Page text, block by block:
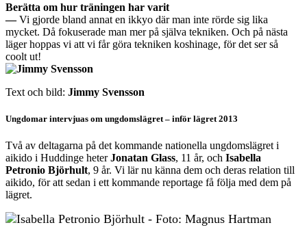
Berätta om hur träningen har varit
—Vi gjorde bland annat en ikkyo där man inte rörde sig lika
mycket. Då fokuserade man mer på själva tekniken. Och på nästa
läger hoppas vi att vi får göra tekniken koshinage, för det ser så
coolt ut!
Text och bild: Jimmy Svensson
Ungdomar intervjuas om ungdomslägret – inför lägret 2013
Två av deltagarna på det kommande nationella ungdomslägret i
aikido i Huddinge heterJonatan Glass, 11 år, och Isabella
Petronio Björhult, 9 år. Vi lär nu känna dem och deras relation till
aikido, för att sedan i ett kommande reportage få följa med dem på
lägret.